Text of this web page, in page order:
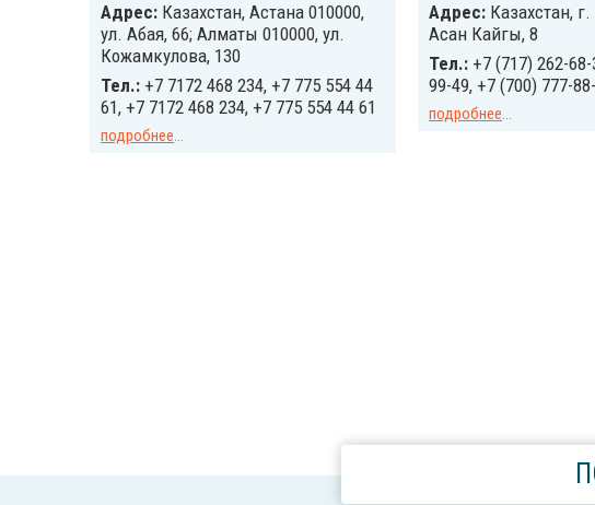
Адрес: Казахстан, Астана 010000,
ул. Абая, 66; Алматы 010000, ул.
Кожамкулова, 130
Тел.: +7 7172 468 234, +7 775 554 44
61, +7 7172 468 234, +7 775 554 44 61
подробнее...
Адрес: Казахстан,
Асан Кайгы, 8
Тел.: +7 (717) 262-
99-49, +7 (700) 777-
подробнее...